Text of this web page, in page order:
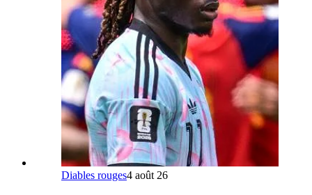
Diables rouges4 août 26